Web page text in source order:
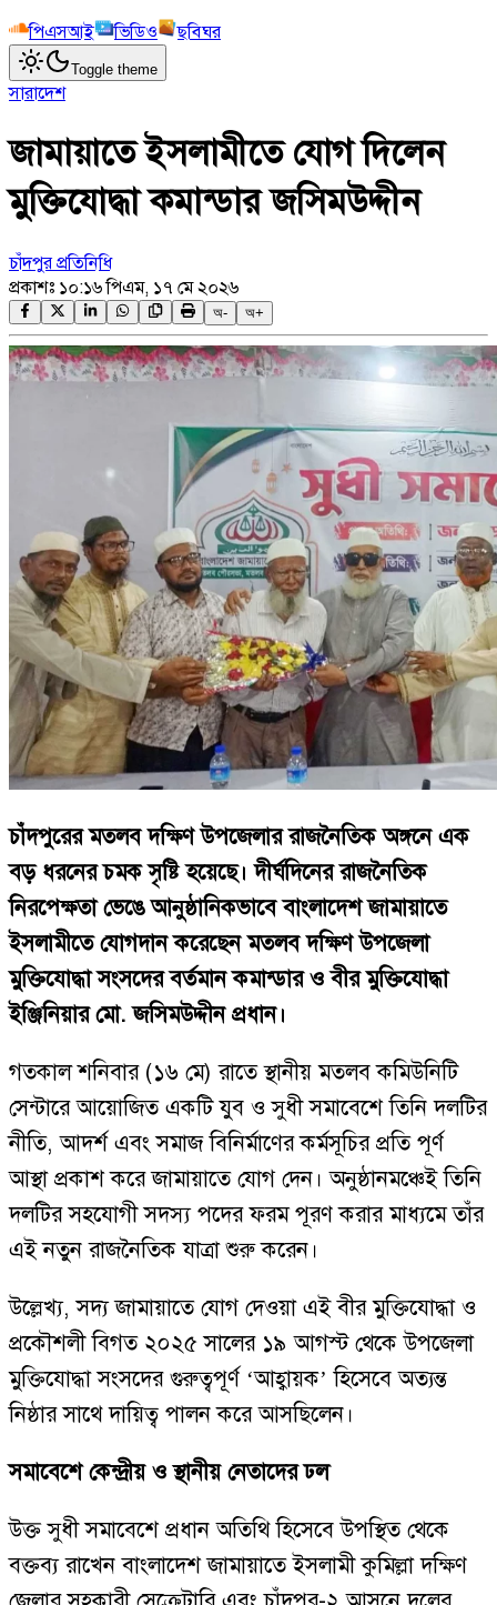
পিএসআই
ভিডিও ছবিঘর
Toggle theme
সারাদেশ
জামায়াতে ইসলামীতে যোগ দিলেন
মুক্তিযোদ্ধা কমান্ডার জসিমউদ্দীন
চাঁদপুর প্রতিনিধি
প্রকাশঃ ১০:১৬ পিএম, ১৭ মে ২০২৬
অ- অ+
চাঁদপুরের মতলব দক্ষিণ উপজেলার রাজনৈতিক অঙ্গনে এক
বড় ধরনের চমক সৃষ্টি হয়েছে। দীর্ঘদিনের রাজনৈতিক
নিরপেক্ষতা ভেঙে আনুষ্ঠানিকভাবে বাংলাদেশ জামায়াতে
ইসলামীতে যোগদান করেছেন মতলব দক্ষিণ উপজেলা
মুক্তিযোদ্ধা সংসদের বর্তমান কমান্ডার ও বীর মুক্তিযোদ্ধা
ইঞ্জিনিয়ার মো. জসিমউদ্দীন প্রধান।
গতকাল শনিবার (১৬ মে) রাতে স্থানীয় মতলব কমিউনিটি
সেন্টারে আয়োজিত একটি যুব ও সুধী সমাবেশে তিনি দলটির
নীতি, আদর্শ এবং সমাজ বিনির্মাণের কর্মসূচির প্রতি পূর্ণ
আস্থা প্রকাশ করে জামায়াতে যোগ দেন। অনুষ্ঠানমঞ্চেই তিনি
দলটির সহযোগী সদস্য পদের ফরম পূরণ করার মাধ্যমে তাঁর
এই নতুন রাজনৈতিক যাত্রা শুরু করেন।
উল্লেখ্য, সদ্য জামায়াতে যোগ দেওয়া এই বীর মুক্তিযোদ্ধা ও
প্রকৌশলী বিগত ২০২৫ সালের ১৯ আগস্ট থেকে উপজেলা
মুক্তিযোদ্ধা সংসদের গুরুত্বপূর্ণ ‘আহ্বায়ক’ হিসেবে অত্যন্ত
নিষ্ঠার সাথে দায়িত্ব পালন করে আসছিলেন।
সমাবেশে কেন্দ্রীয় ও স্থানীয় নেতাদের ঢল
উক্ত সুধী সমাবেশে প্রধান অতিথি হিসেবে উপস্থিত থেকে
বক্তব্য রাখেন বাংলাদেশ জামায়াতে ইসলামী কুমিল্লা দক্ষিণ